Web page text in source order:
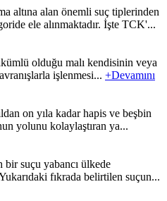
altına alan önemli suç tiplerinden
ele alınmaktadır. İşte TCK'...
olduğu malı kendisinin veya
işlenmesi... +Devamını
on yıla kadar hapis ve beşbin
yolunu kolaylaştıran ya...
bir suçu yabancı ülkede
fıkrada belirtilen suçun...